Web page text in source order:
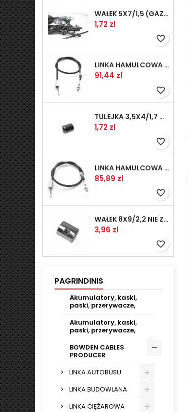
WAŁEK 5X7/1,5 (GAZ WSK)(PR5)
Kaina
1,72 zl
favorite_border
LINKA HAMULCOWA PRZYCZEPY KNOTT 1240/1030 33921-1.11S
Kaina
91,44 zl
favorite_border
TULEJKA 3,5X4/1,7 GAZÓW -OCYNK
Kaina
1,72 zl
favorite_border
LINKA HAMULCOWA PRZYCZEPY KNOTT 1040/830 33921-1.07S
Kaina
85,89 zl
favorite_border
WAŁEK 8X9/2,2 NIE ZAMAWIAĆ
Kaina
3,96 zl
favorite_border
PAGRINDINIS
Akumulatory, kaski,
paski, przerywacze,
Akumulatory, kaski,
paski, przerywacze,
BOWDEN CABLES
PRODUCER
LINKA AUTOBUSU
LINKA BUDOWLANA
LINKA CIĘŻAROWA